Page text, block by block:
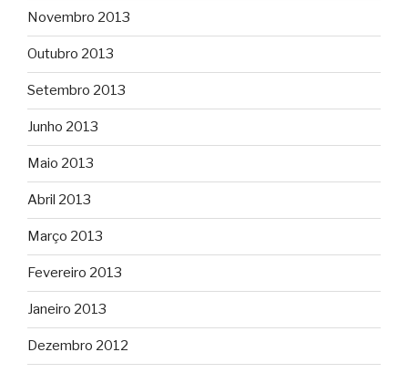
Novembro 2013
Outubro 2013
Setembro 2013
Junho 2013
Maio 2013
Abril 2013
Março 2013
Fevereiro 2013
Janeiro 2013
Dezembro 2012